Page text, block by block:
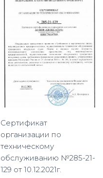
Сертификат
организации по
техническому
обслуживанию №285-21-
129 от 10.12.2021г.